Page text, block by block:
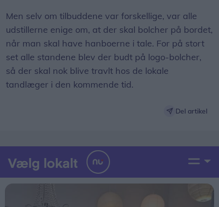
Men selv om tilbuddene var forskellige, var alle
udstillerne enige om, at der skal bolcher på bordet,
når man skal have hanboerne i tale. For på stort
set alle standene blev der budt på logo-bolcher,
så der skal nok blive travlt hos de lokale
tandlæger i den kommende tid.
Del artikel